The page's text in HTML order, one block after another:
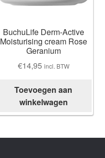
BuchuLife Derm-Active
Moisturising cream Rose
Geranium
€14,95 incl. BTW
Toevoegen aan
winkelwagen